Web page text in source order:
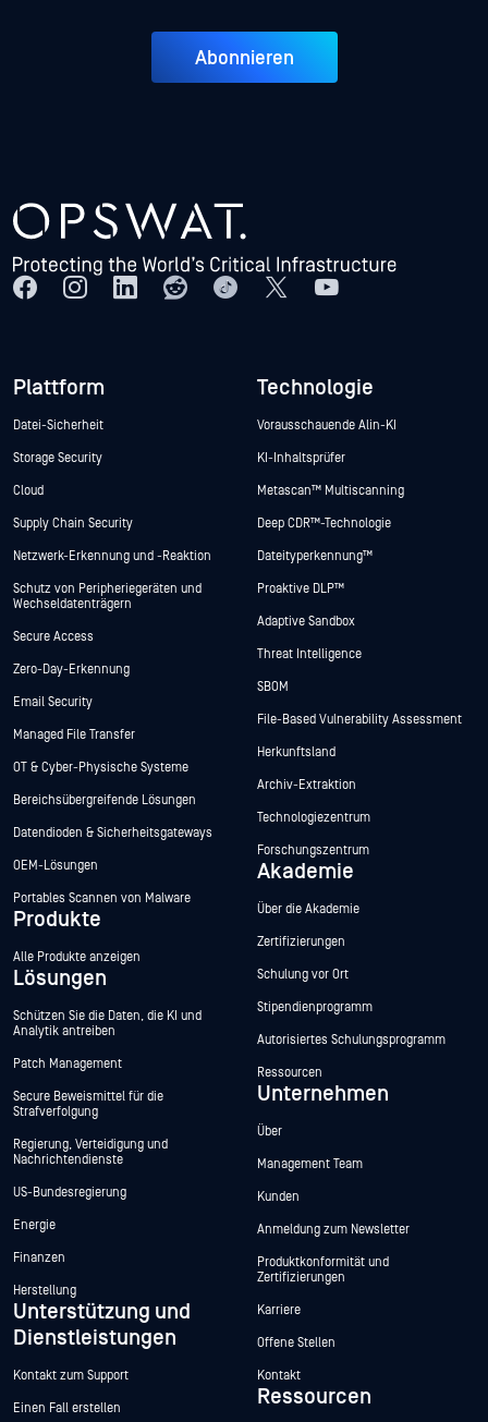
Abonnieren
Plattform
Datei-Sicherheit
Storage Security
Cloud
Supply Chain Security
Netzwerk-Erkennung und -Reaktion
Schutz von Peripheriegeräten und
Wechseldatenträgern
Secure Access
Zero-Day-Erkennung
Email Security
Managed File Transfer
OT & Cyber-Physische Systeme
Bereichsübergreifende Lösungen
Datendioden & Sicherheitsgateways
OEM-Lösungen
Portables Scannen von Malware
Produkte
Alle Produkte anzeigen
Lösungen
Schützen Sie die Daten, die KI und
Analytik antreiben
Patch Management
Secure Beweismittel für die
Strafverfolgung
Regierung, Verteidigung und
Nachrichtendienste
US-Bundesregierung
Energie
Finanzen
Herstellung
Unterstützung und
Dienstleistungen
Kontakt zum Support
Einen Fall erstellen
Technologie
Vorausschauende Alin-KI
KI-Inhaltsprüfer
Metascan™ Multiscanning
Deep CDR™-Technologie
Dateityperkennung™
Proaktive DLP™
Adaptive Sandbox
Threat Intelligence
SBOM
File-Based Vulnerability Assessment
Herkunftsland
Archiv-Extraktion
Technologiezentrum
Forschungszentrum
Akademie
Über die Akademie
Zertifizierungen
Schulung vor Ort
Stipendienprogramm
Autorisiertes Schulungsprogramm
Ressourcen
Unternehmen
Über
Management Team
Kunden
Anmeldung zum Newsletter
Produktkonformität und
Zertifizierungen
Karriere
Offene Stellen
Kontakt
Ressourcen